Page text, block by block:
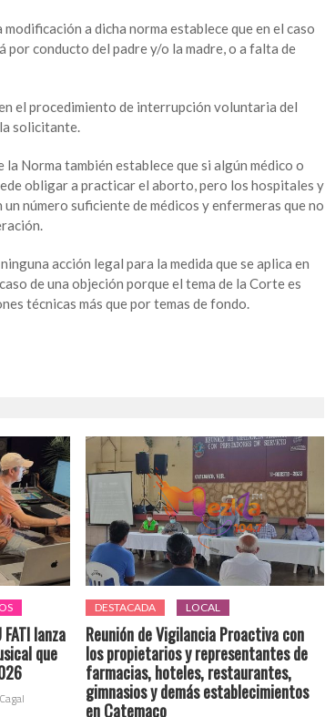
a dicha norma establece que en el caso
por conducto del padre y/o la madre, o a falta de
el procedimiento de interrupción voluntaria del
solicitante.
Norma también establece que si algún médico o
obligar a practicar el aborto, pero los hospitales y
número suficiente de médicos y enfermeras que no
acción legal para la medida que se aplica en
de una objeción porque el tema de la Corte es
técnicas más que por temas de fondo.
lanza
que
DESTACADA LOCAL
Reunión de Vigilancia Proactiva con
los propietarios y representantes de
farmacias, hoteles, restaurantes,
gimnasios y demás establecimientos
en Catemaco